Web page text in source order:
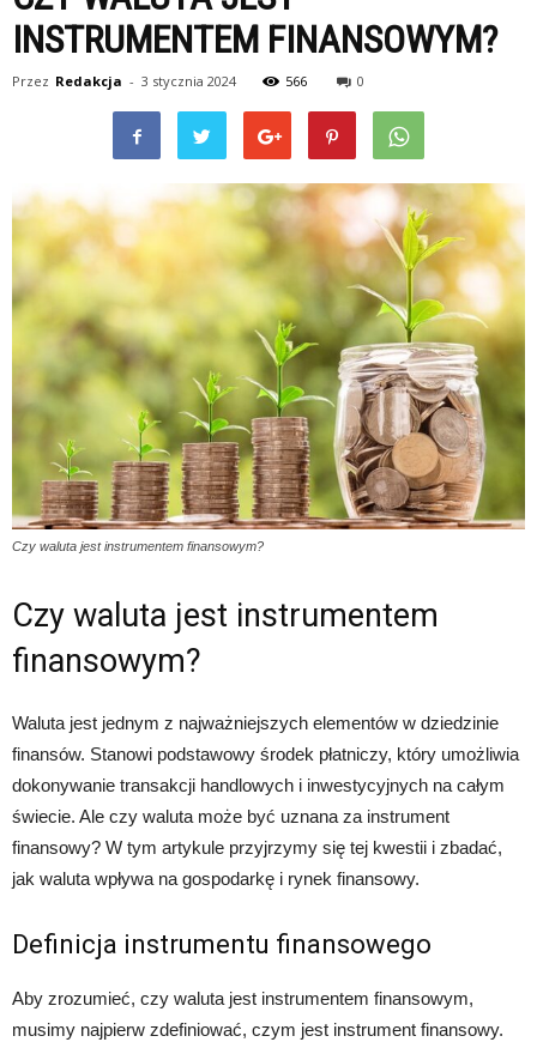
INSTRUMENTEM FINANSOWYM?
Przez Redakcja - 3 stycznia 2024 566 0
Czy waluta jest instrumentem finansowym?
Czy waluta jest instrumentem
finansowym?
Waluta jest jednym z najważniejszych elementów w dziedzinie
finansów. Stanowi podstawowy środek płatniczy, który umożliwia
dokonywanie transakcji handlowych i inwestycyjnych na całym
świecie. Ale czy waluta może być uznana za instrument
finansowy? W tym artykule przyjrzymy się tej kwestii i zbadać,
jak waluta wpływa na gospodarkę i rynek finansowy.
Definicja instrumentu finansowego
Aby zrozumieć, czy waluta jest instrumentem finansowym,
musimy najpierw zdefiniować, czym jest instrument finansowy.